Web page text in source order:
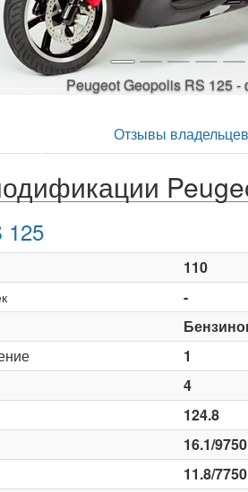
Peugeot Geopolis RS 125
Отзывы владельцев
125
110
-
1
4
124.8
16.1/9750
11.8/7750